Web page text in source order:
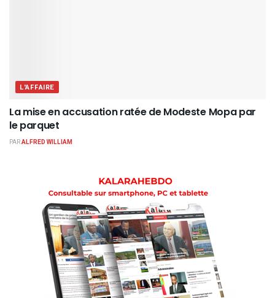
L'AFFAIRE
La mise en accusation ratée de Modeste Mopa par
le parquet
PARALFRED WILLIAM